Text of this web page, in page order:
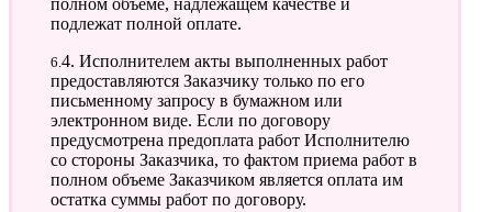
полном объеме, надлежащем качестве и
подлежат полной оплате.
6.4. Исполнителем акты выполненных работ
предоставляются Заказчику только по его
письменному запросу в бумажном или
электронном виде. Если по договору
предусмотрена предоплата работ Исполнителю
со стороны Заказчика, то фактом приема работ в
полном объеме Заказчиком является оплата им
остатка суммы работ по договору.